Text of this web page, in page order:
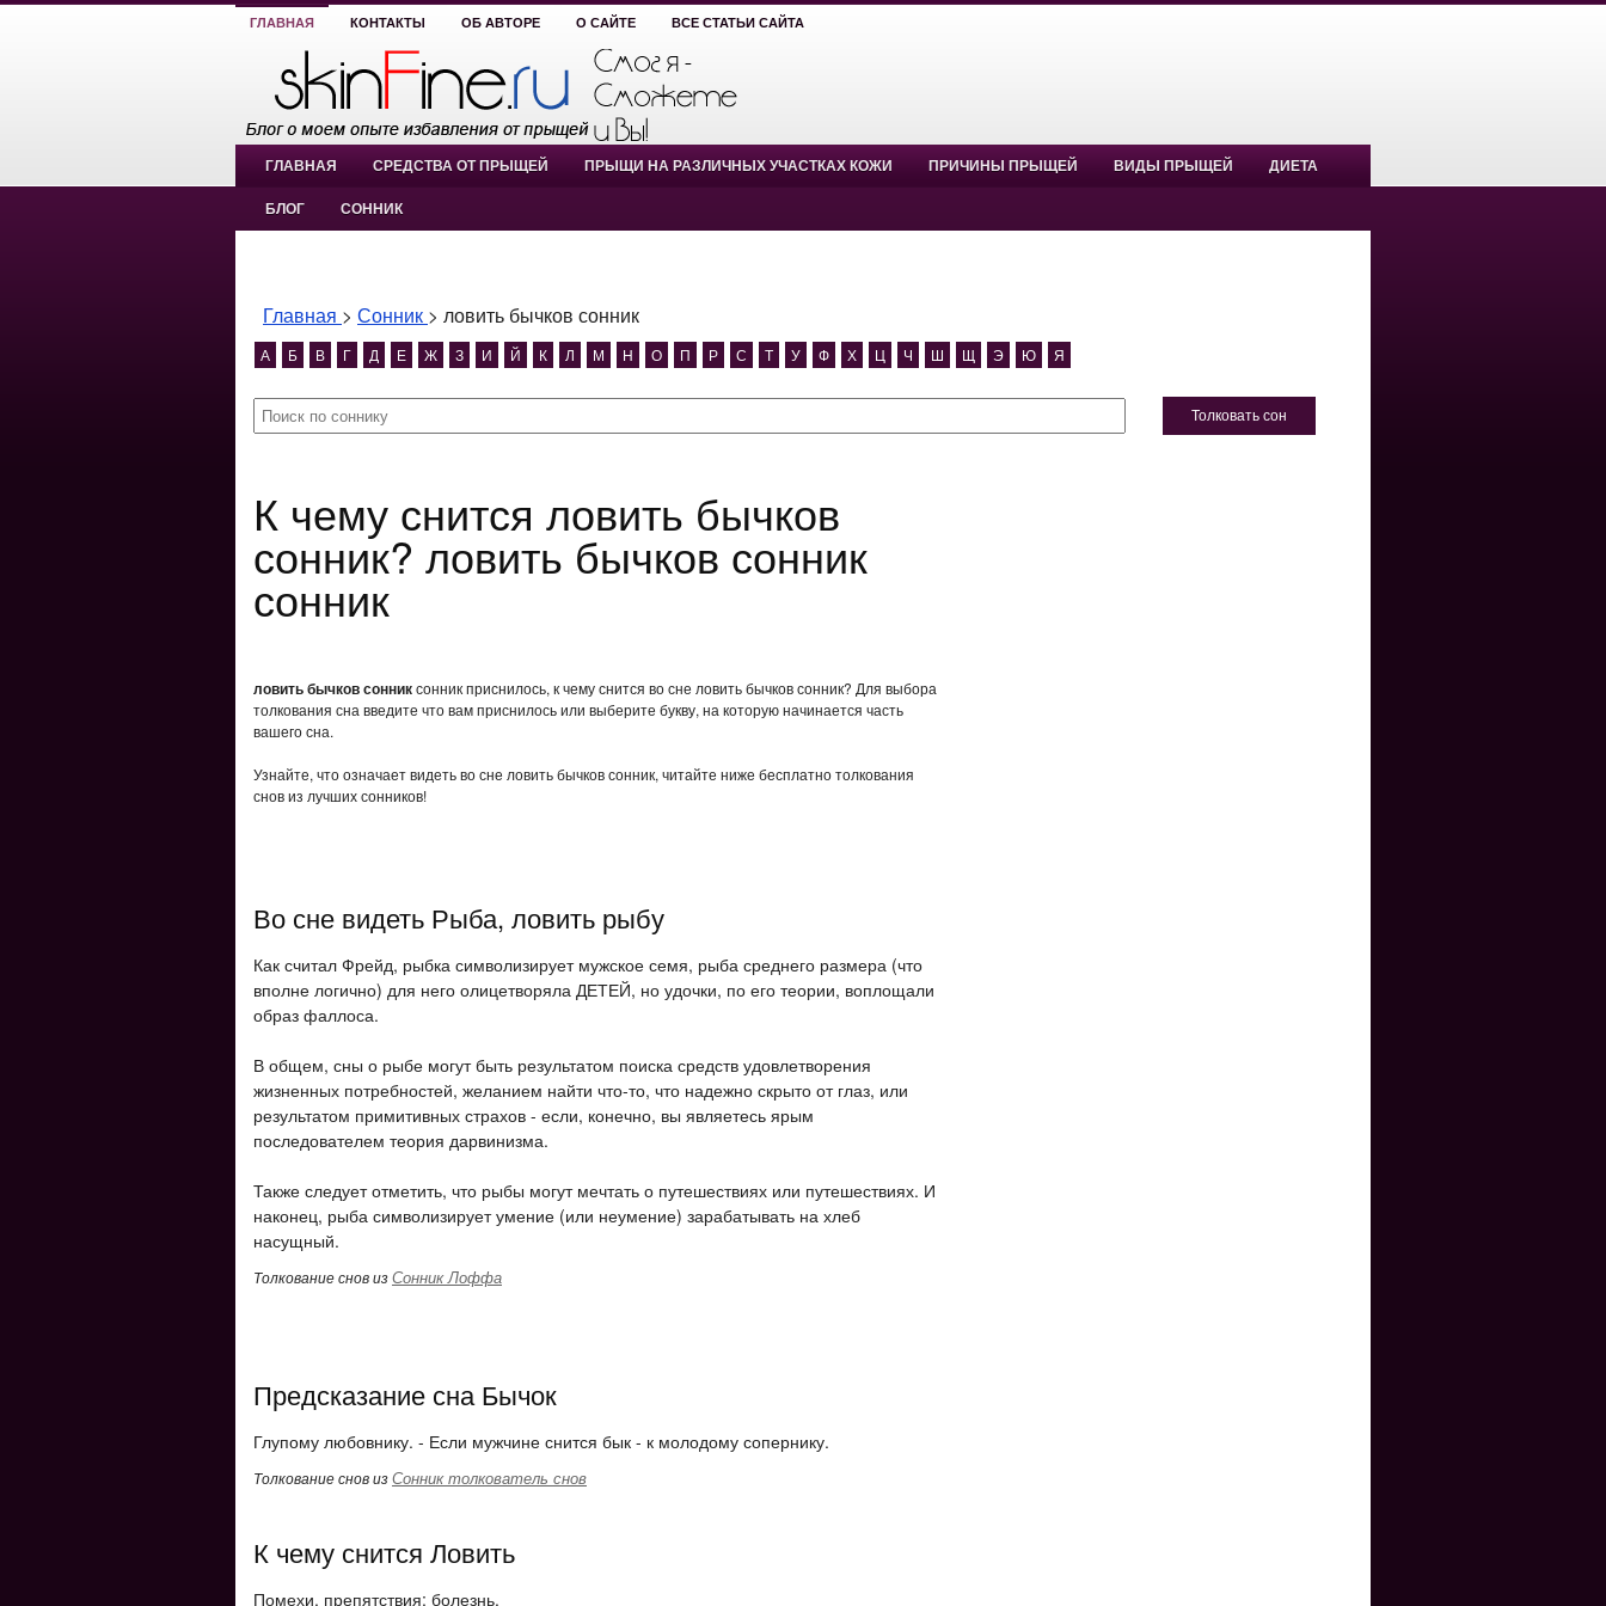
ГЛАВНАЯ КОНТАКТЫ ОБ АВТОРЕ О САЙТЕ ВСЕ СТАТЬИ САЙТА
ГЛАВНАЯ СРЕДСТВА ОТ ПРЫЩЕЙ ПРЫЩИ НА РАЗЛИЧНЫХ УЧАСТКАХ КОЖИ ПРИЧИНЫ ПРЫЩЕЙ ВИДЫ ПРЫЩЕЙ ДИЕТА
БЛОГ СОННИК
Главная > Сонник > ловить бычков сонник
А Б В Г Д Е Ж З И Й К Л М Н О П Р С Т У Ф Х Ц Ч Ш Щ Э Ю Я
Толковать сон
К чему снится ловить бычков
сонник? ловить бычков сонник
сонник
ловить бычков сонниксонник приснилось, к чему снится во сне ловить бычков сонник? Для выбора
толкования сна введите что вам приснилось или выберите букву, на которую начинается часть
вашего сна.
Узнайте, что означает видеть во сне ловить бычков сонник, читайте ниже бесплатно толкования
снов из лучших сонников!
Во сне видеть Рыба, ловить рыбу
Как считал Фрейд, рыбка символизирует мужское семя, рыба среднего размера (что
вполне логично) для него олицетворяла ДЕТЕЙ, но удочки, по его теории, воплощали
образ фаллоса.
В общем, сны о рыбе могут быть результатом поиска средств удовлетворения
жизненных потребностей, желанием найти что-то, что надежно скрыто от глаз, или
результатом примитивных страхов - если, конечно, вы являетесь ярым
последователем теория дарвинизма.
Также следует отметить, что рыбы могут мечтать о путешествиях или путешествиях. И
наконец, рыба символизирует умение (или неумение) зарабатывать на хлеб
насущный.
Толкование снов изСонник Лоффа
Предсказание сна Бычок
Глупому любовнику. - Если мужчине снится бык - к молодому сопернику.
Толкование снов изСонник толкователь снов
К чему снится Ловить
Помехи, препятствия; болезнь.